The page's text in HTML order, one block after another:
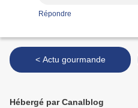
Répondre
< Actu gourmande
Hébergé par Canalblog